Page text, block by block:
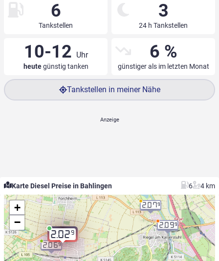
6
Tankstellen
3
24 h Tankstellen
10-12 Uhr
heutegünstig tanken
6 %
günstiger als im letzten Monat
Tankstellen in meiner Nähe
Karte Diesel Preise in Bahlingen 6 4 km
2.029
2.069
2.099
2.079
+
−